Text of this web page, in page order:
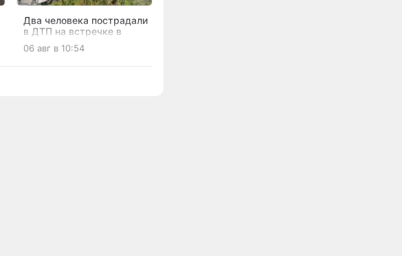
Два человека пострадали
в ДТП на встречке в
Агинском округе
06 авг в 10:54